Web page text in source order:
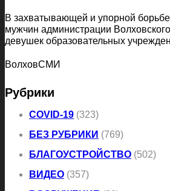
В захватывающей и упорной
мужчин администрации
девушек образовательных
ВолховСМИ
Рубрики
COVID-19 (323)
БЕЗ РУБРИКИ (769)
БЛАГОУСТРОЙСТВО (502)
ВИДЕО (357)